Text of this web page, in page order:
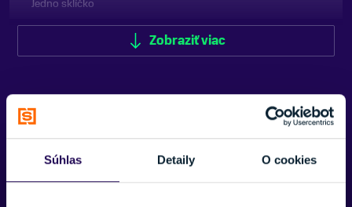
Súhlas Detaily O cookies
Jedno sklíčko
Polykarbónové
SLNEČNO
Zobraziť viac
Potrebujete viac informácii? Sme tu